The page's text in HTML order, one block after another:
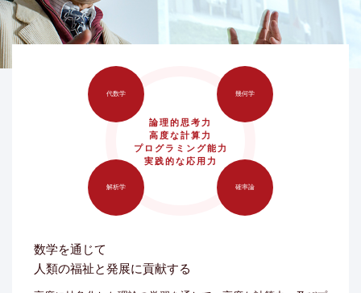
数学を通じて
人類の福祉と発展に貢献する
論理的思考力
高度な計算力
プログラミング能力
実践的な応用力
代数学 幾何学
解析学 確率論